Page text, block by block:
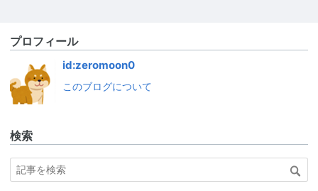
プロフィール
id:zeromoon0
このブログについて
検索